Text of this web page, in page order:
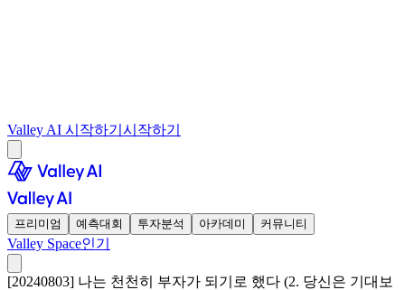
Valley AI 시작하기 시작하기
프리미엄 예측대회 투자분석 아카데미 커뮤니티
Valley Space인기
[20240803] 나는 천천히 부자가 되기로 했다 (2. 당신은 기대보